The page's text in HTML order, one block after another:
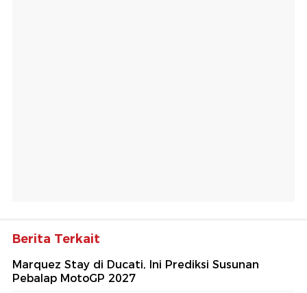
Berita Terkait
Marquez Stay di Ducati, Ini Prediksi Susunan
Pebalap MotoGP 2027